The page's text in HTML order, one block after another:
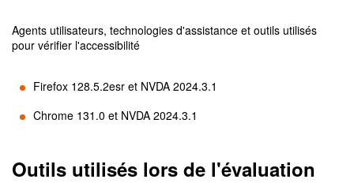
Agents utilisateurs, technologies d'assistance et outils utilisés
pour vérifier l'accessibilité
Firefox 128.5.2esr et NVDA 2024.3.1
Chrome 131.0 et NVDA 2024.3.1
Outils utilisés lors de l'évaluation